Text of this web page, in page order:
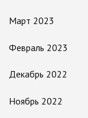
Март 2023
Февраль 2023
Декабрь 2022
Ноябрь 2022